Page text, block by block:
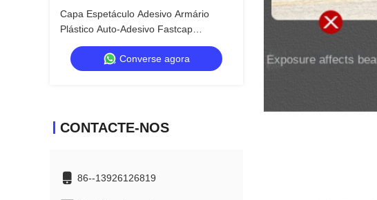
Capa Espetáculo Adesivo Armário
Plástico Auto-Adesivo Fastcap
Decorativo Pvc Cobertas Adesivo Cap
parafuso
Converse agora
CONTACTE-NOS
86--13926126819